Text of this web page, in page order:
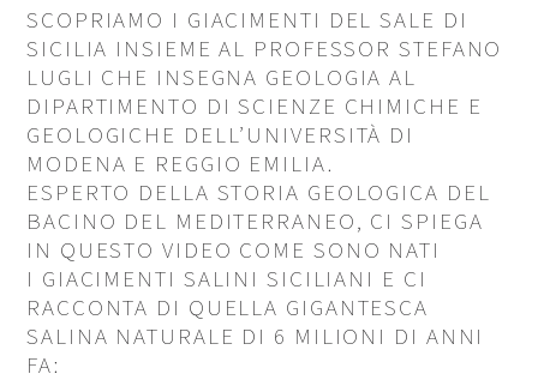
SCOPRIAMO I GIACIMENTI DEL SALE DI
SICILIA INSIEME AL PROFESSOR STEFANO
LUGLI CHE INSEGNA GEOLOGIA AL
DIPARTIMENTO DI SCIENZE CHIMICHE E
GEOLOGICHE DELL’UNIVERSITÀ DI
MODENA E REGGIO EMILIA.
ESPERTO DELLA STORIA GEOLOGICA DEL
BACINO DEL MEDITERRANEO, CI SPIEGA
IN QUESTO VIDEO COME SONO NATI
I GIACIMENTI SALINI SICILIANI E CI
RACCONTA DI QUELLA GIGANTESCA
SALINA NATURALE DI 6 MILIONI DI ANNI
FA: